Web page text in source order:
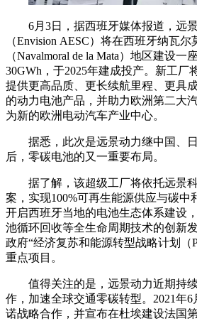
6月3日，据西班牙媒体报道，远
（Envision AESC）将在西班牙纳瓦
（Navalmoral de la Mata）地区建设
30GWh，于2025年建成投产。新工厂
提供更高品质、更长续航里程、更具
的动力电池产品，并助力欧洲第二
为新的欧洲电动汽车产业中心。
据悉，此次是远景动力继中国、
后，零碳电池的又一重要布局。
据了解，该超级工厂将依托远景
案，实现100%可再生能源供应与碳中
开启西班牙当地的电池生态体系建设
池循环回收等全生命周期技术的创新
政府“经济复苏和能源转型战略计划（
重点项目。
值得关注的是，远景动力近期持
作，加速全球交通零碳转型。2021年
诺战略合作，并宣布在杜埃建设法国